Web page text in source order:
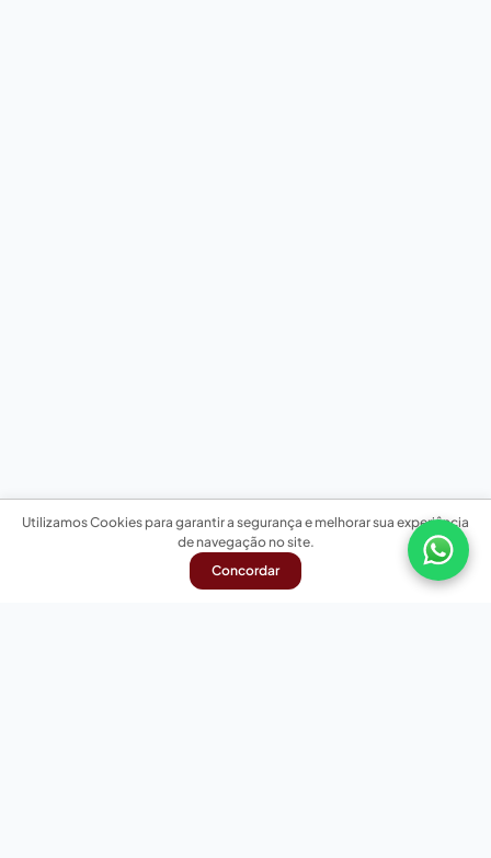
Utilizamos Cookies para garantir a segurança e melhorar sua experiência
de navegação no site.
Concordar